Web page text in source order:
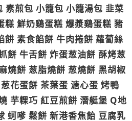
素煎包 小籠包 小籠湯包 韭菜
糕 鮮奶鷄蛋糕 爆漿鷄蛋糕 豬
餅 素食餡餅 牛肉捲餅 蘿蔔絲
餅 牛舌餅 炸蛋葱油餅 酥烤葱
燒餅 葱脂燒餅 葱燒餅 黑胡椒
花蛋餅 茶葉蛋 溏心蛋 烤鴨
芋粿巧 紅豆煎餅 潛艇堡 Q地
蚵嗲 鬆餅 新港香焦飴 豆腐乳